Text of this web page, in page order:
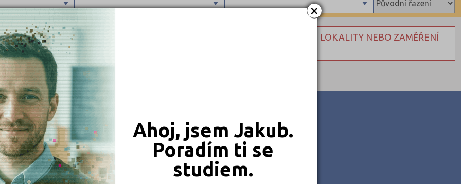
×
Ahoj, jsem Jakub.
Poradím ti se
studiem.
Plzeň-město (1)
Praha hlavní město (1)
Šumperk (1)
Tábor (1)
Vsetín (1)
ZÁZNAMY, PŘEFORMULUJTE PROSÍM VÁŠ DOTAZ NEBO HLEDEJTE DLE LOKALITY NEBO ZAMĚŘENÍ
JSME TAM, KDE JSTE VY
Naše projekty